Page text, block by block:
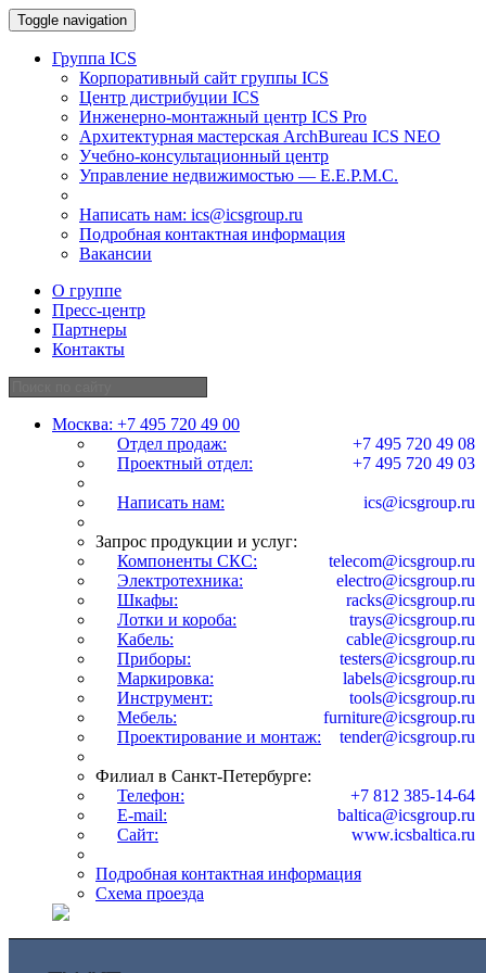
Toggle navigation
Группа ICS
Корпоративный сайт группы ICS
Центр дистрибуции ICS
Инженерно-монтажный центр ICS Pro
Архитектурная мастерская ArchBureau ICS NEO
Учебно-консультационный центр
Управление недвижимостью — E.E.P.M.C.
Написать нам: ics@icsgroup.ru
Подробная контактная информация
Вакансии
О группе
Пресс-центр
Партнеры
Контакты
Москва: +7 495 720 49 00
Отдел продаж:
+7 495 720 49 08
Проектный отдел:
+7 495 720 49 03
Написать нам: ics@icsgroup.ru
Запрос продукции и услуг:
Компоненты СКС:
telecom@icsgroup.ru
Электротехника:
electro@icsgroup.ru
Шкафы:
racks@icsgroup.ru
Лотки и короба:
trays@icsgroup.ru
Кабель:
cable@icsgroup.ru
Приборы:
testers@icsgroup.ru
Маркировка:
labels@icsgroup.ru
Инструмент:
tools@icsgroup.ru
Мебель:
furniture@icsgroup.ru
Проектирование и монтаж:
tender@icsgroup.ru
Филиал в Санкт-Петербурге:
Телефон:
+7 812 385-14-64
E-mail:
baltica@icsgroup.ru
Сайт:
www.icsbaltica.ru
Подробная контактная информация
Схема проезда